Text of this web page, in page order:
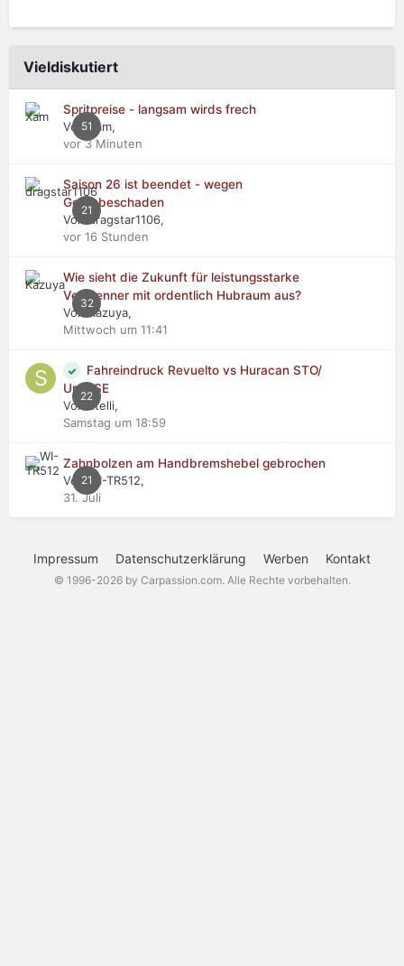
Vieldiskutiert
51
Spritpreise - langsam wirds frech
Von Xam,
vor 3 Minuten
21
Saison 26 ist beendet - wegen
Getriebeschaden
Von dragstar1106,
vor 16 Stunden
32
Wie sieht die Zukunft für leistungsstarke
Verbrenner mit ordentlich Hubraum aus?
Von Kazuya,
Mittwoch um 11:41
22
Fahreindruck Revuelto vs Huracan STO/
Urus SE
Von stelli,
Samstag um 18:59
21
Zahnbolzen am Handbremshebel gebrochen
Von WI-TR512,
31. Juli
Impressum Datenschutzerklärung Werben Kontakt
© 1996-2026 by Carpassion.com. Alle Rechte vorbehalten.